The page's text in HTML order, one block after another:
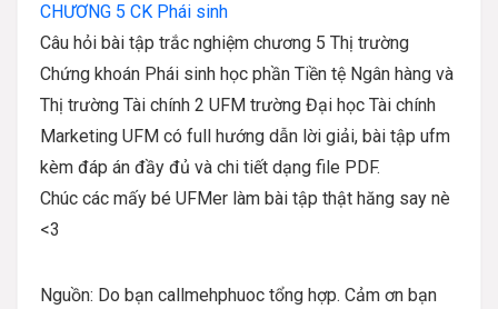
CHƯƠNG 5 CK Phái sinh
Câu hỏi bài tập trắc nghiệm chương 5 Thị trường
Chứng khoán Phái sinh học phần Tiền tệ Ngân hàng và
Thị trường Tài chính 2 UFM trường Đại học Tài chính
Marketing UFM có full hướng dẫn lời giải, bài tập ufm
kèm đáp án đầy đủ và chi tiết dạng file PDF.
Chúc các mấy bé UFMer làm bài tập thật hăng say nè
<3
Nguồn: Do bạn callmehphuoc tổng hợp. Cảm ơn bạn